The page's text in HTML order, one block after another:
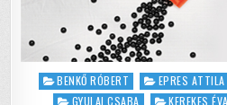
Posted
BENKŐ RÓBERT EPRES ATTILA
GYULAI CSABA
KEREKES ÉVA